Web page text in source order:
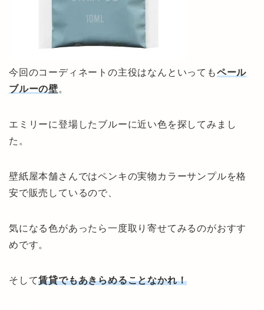
今回のコーディネートの主役はなんといってもペール
ブルーの壁。
エミリーに登場したブルーに近い色を探してみまし
た。
壁紙屋本舗さんではペンキの実物カラーサンプルを格
安で販売しているので、
気になる色があったら一度取り寄せてみるのがおすす
めです。
そして賃貸でもあきらめることなかれ！